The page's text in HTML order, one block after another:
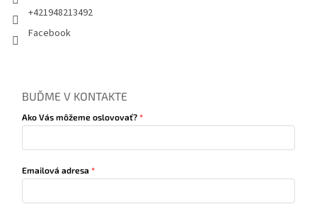
+421948213492
Facebook
BUĎME V KONTAKTE
Ako Vás môžeme oslovovať?
Emailová adresa